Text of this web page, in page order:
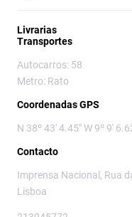
Livrarias
Transportes
Autocarros: 58
Metro: Rato
Coordenadas GPS
N 38º 43' 4.45" W 9º 9'
Contacto
Imprensa Nacional, Rua
Lisboa